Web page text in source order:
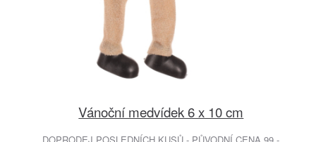
Vánoční medvídek 6 x 10 cm